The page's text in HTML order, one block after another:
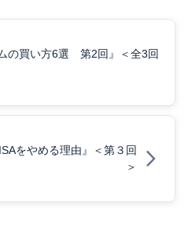
の買い方6選 第2回』＜全3回
をやめる理由』＜第３回
＞